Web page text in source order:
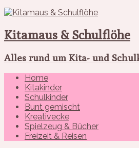
Kitamaus & Schulflöhe
Alles rund um Kita- und
Home
Kitakinder
Schulkinder
Bunt gemischt
Kreativecke
Spielzeug & Bücher
Freizeit & Reisen